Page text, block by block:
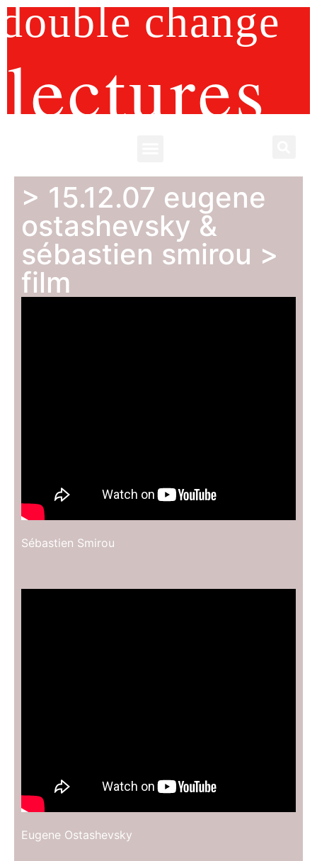
double change
lectures
> 15.12.07 eugene
ostashevsky &
sébastien smirou >
film
Sébastien Smirou
Eugene Ostashevsky